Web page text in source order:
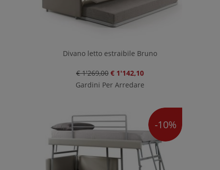
Divano letto estraibile Bruno
€ 1'269,00 € 1'142,10
Gardini Per Arredare
-10%